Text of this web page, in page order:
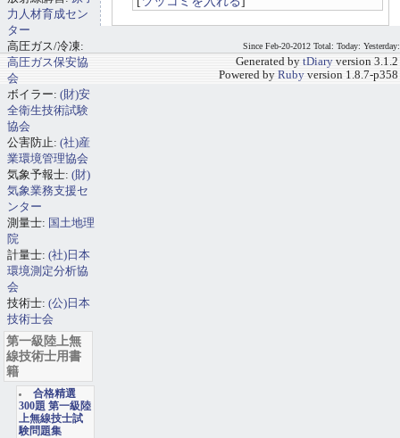
力人材育成セン
ター
高圧ガス/冷凍:
高圧ガス保安協
会
ボイラー: (財)安
全衛生技術試験
協会
公害防止: (社)産
業環境管理協会
気象予報士: (財)
気象業務支援セ
ンター
測量士: 国土地理
院
計量士: (社)日本
環境測定分析協
会
技術士: (公)日本
技術士会
第一級陸上無
線技術士用書
籍
合格精選
300題 第一級陸
上無線技士試
験問題集
Since Feb-20-2012 Total: Today: Yesterday:
Generated by tDiary version 3.1.2
Powered by Ruby version 1.8.7-p358